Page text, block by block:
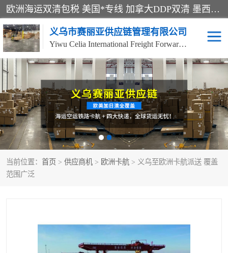
欧洲海运双清包税 美国*专线 加拿大DDP双清 墨西哥跨境空运 澳大利亚专线物流 跨境电商物流服务 国际快递到门服务 海运*渠道 一站式跨境物流解决方案 TikTok/SHEIN专线 电商平台FBA头程运输 国际铁路运输欧洲 UPS/DDHL/联邦快递跨境 美国双清到门物流 跨境*运输
义乌市赛丽亚供应链管理有限公司
Yiwu Celia International Freight Forwarding Co., Ltd
当前位置： 首页 > 供应商机 > 欧洲卡航 > 义乌至欧洲卡航派送 覆盖
范围广泛
美森快船 欧洲卡航
加拿大海运/空运-双清到
门
澳大利亚海运/空运-双清
到门
墨西哥海运/空运-双清到
门